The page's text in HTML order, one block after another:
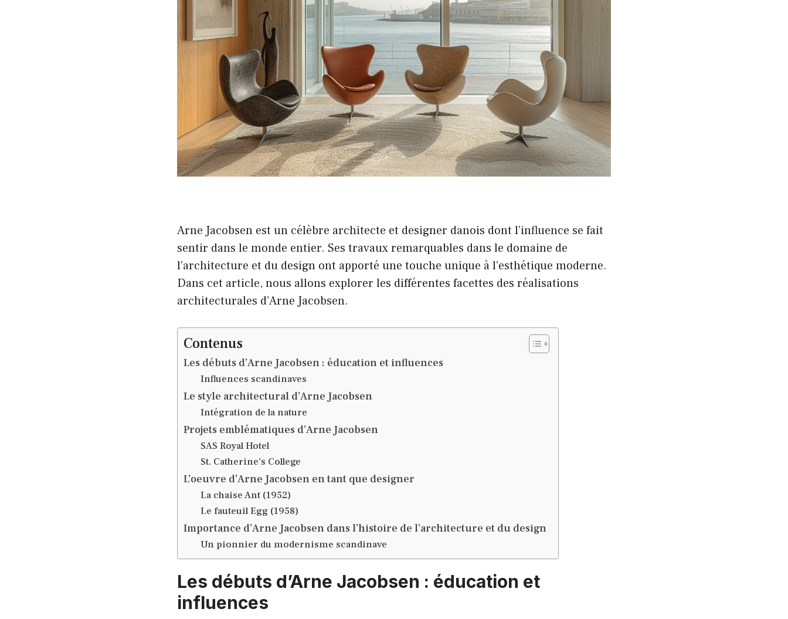
Arne Jacobsen est un célèbre architecte et designer danois dont l’influence se fait
sentir dans le monde entier. Ses travaux remarquables dans le domaine de
l’architecture et du design ont apporté une touche unique à l’esthétique moderne.
Dans cet article, nous allons explorer les différentes facettes des réalisations
architecturales d’Arne Jacobsen.
Contenus
Les débuts d’Arne Jacobsen : éducation et influences
Influences scandinaves
Le style architectural d’Arne Jacobsen
Intégration de la nature
Projets emblématiques d’Arne Jacobsen
SAS Royal Hotel
St. Catherine’s College
L’oeuvre d’Arne Jacobsen en tant que designer
La chaise Ant (1952)
Le fauteuil Egg (1958)
Importance d’Arne Jacobsen dans l’histoire de l’architecture et du design
Un pionnier du modernisme scandinave
Les débuts d’Arne Jacobsen : éducation et
influences